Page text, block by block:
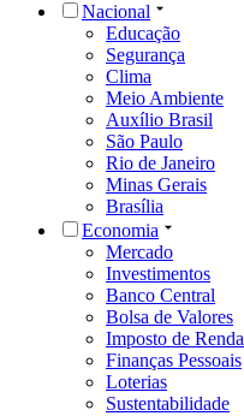
Nacional
Educação
Segurança
Clima
Meio Ambiente
Auxílio Brasil
São Paulo
Rio de Janeiro
Minas Gerais
Brasília
Economia
Mercado
Investimentos
Banco Central
Bolsa de Valores
Imposto de Renda
Finanças Pessoais
Loterias
Sustentabilidade